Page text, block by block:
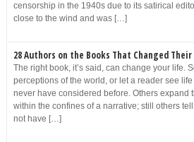
censorship in the 1940s due to its satirical
close to the wind and was […]
28 Authors on the Books That Changed
The right book, it’s said, can change your life.
perceptions of the world, or let a reader see
never have considered before. Others expand
within the confines of a narrative; still others
not have […]